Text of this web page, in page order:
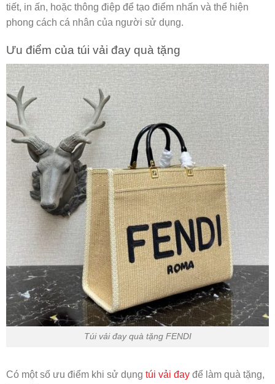
tiết, in ấn, hoặc thông điệp để tạo điểm nhấn và thể hiện
phong cách cá nhân của người sử dụng.
Ưu điểm của túi vải đay quà tặng
Túi vải đay quà tặng FENDI
Có một số ưu điểm khi sử dụng túi vải đay để làm quà tặng,